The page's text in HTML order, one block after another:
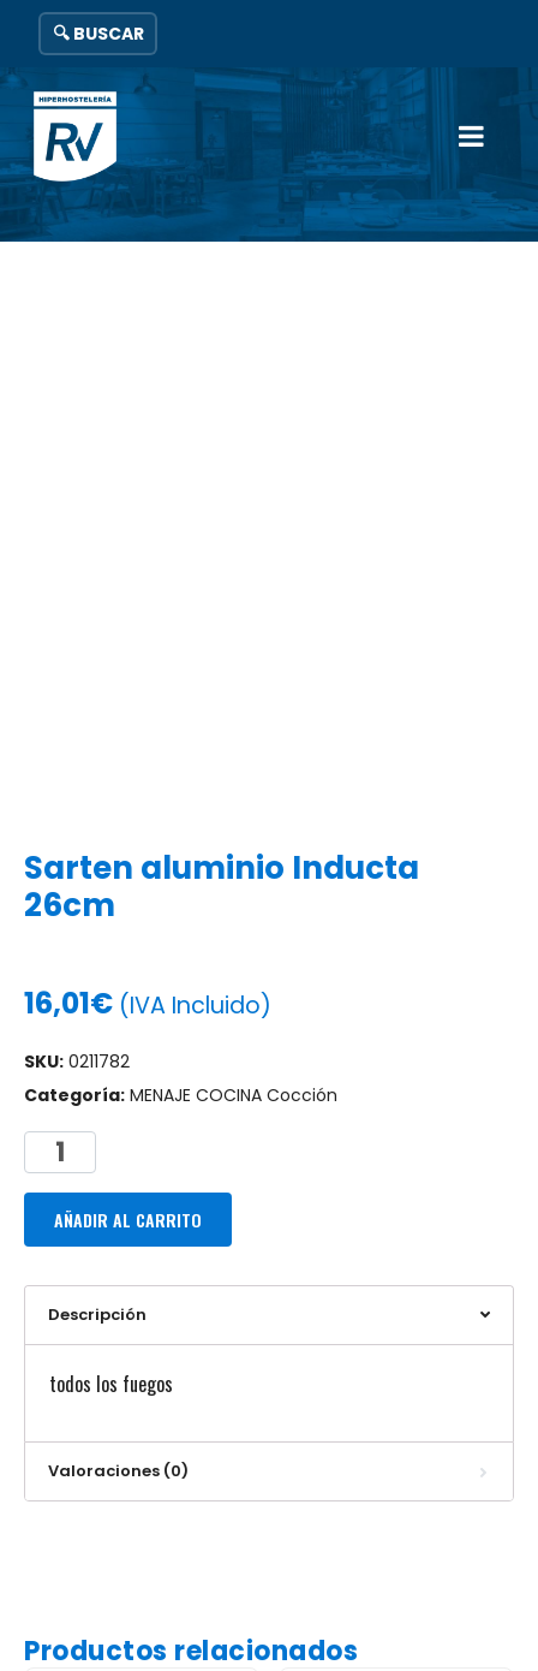
🔍 BUSCAR
Sarten aluminio Inducta
26cm
16,01€ (IVA Incluido)
SKU: 0211782
Categoría: MENAJE COCINA Cocción
AÑADIR AL CARRITO
Descripción
todos los fuegos
Valoraciones (0)
Productos relacionados